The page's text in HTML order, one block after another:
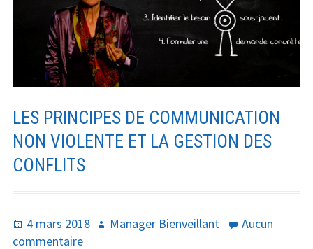
Créativité
Techno
Marketing
Humour
Numérique
Livres
LES PRINCIPES DE COMMUNICATION
NON VIOLENTE ET LA GESTION DES
CONFLITS
Publié
le
4 mars 2018 Auteur
Manager Bienveillant
Aucun
commentairesur